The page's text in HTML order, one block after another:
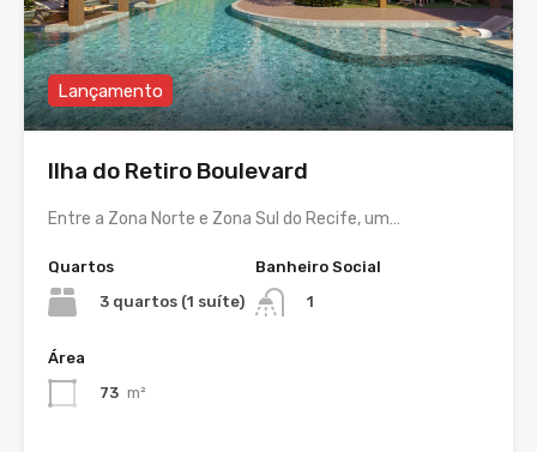
Lançamento
Ilha do Retiro Boulevard
Entre a Zona Norte e Zona Sul do Recife, um…
Quartos
3 quartos (1 suíte)
Banheiro Social
1
Área
73 m²